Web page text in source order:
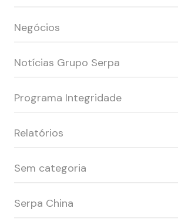
Negócios
Notícias Grupo Serpa
Programa Integridade
Relatórios
Sem categoria
Serpa China